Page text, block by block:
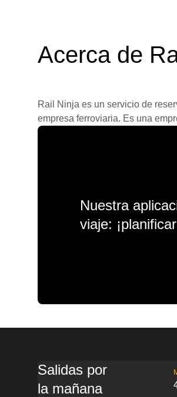
Acerca de
Rail Ninja es un servicio de
empresa ferroviaria. Es una
Nuestra
viaje:
Salidas por
la mañana